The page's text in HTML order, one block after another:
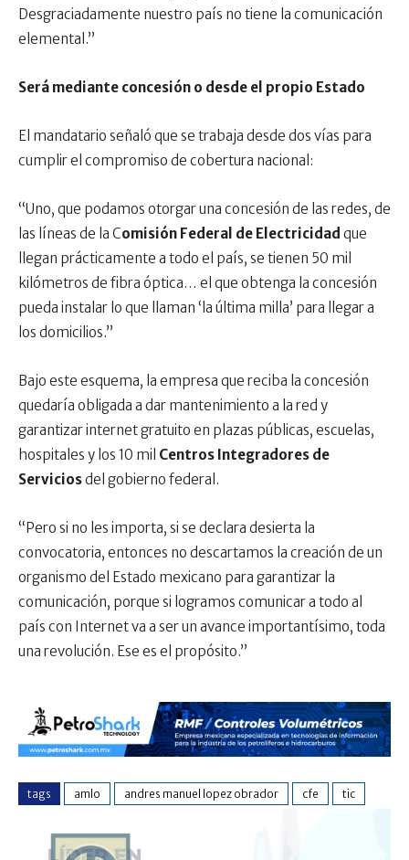
Desgraciadamente nuestro país no tiene la comunicación
elemental.”
Será mediante concesión o desde el propio Estado
El mandatario señaló que se trabaja desde dos vías para
cumplir el compromiso de cobertura nacional:
“Uno, que podamos otorgar una concesión de las redes, de
las líneas de la Comisión Federal de Electricidad que
llegan prácticamente a todo el país, se tienen 50 mil
kilómetros de fibra óptica… el que obtenga la concesión
pueda instalar lo que llaman ‘la última milla’ para llegar a
los domicilios.”
Bajo este esquema, la empresa que reciba la concesión
quedaría obligada a dar mantenimiento a la red y
garantizar internet gratuito en plazas públicas, escuelas,
hospitales y los 10 mil Centros Integradores de
Serviciosdel gobierno federal.
“Pero si no les importa, si se declara desierta la
convocatoria, entonces no descartamos la creación de un
organismo del Estado mexicano para garantizar la
comunicación, porque si logramos comunicar a todo al
país con Internet va a ser un avance importantísimo, toda
una revolución. Ese es el propósito.”
tags amlo andres manuel lopez obrador cfe tic